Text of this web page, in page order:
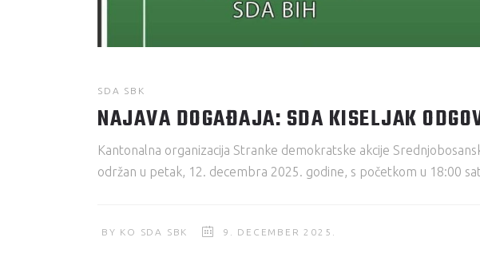
SDA SBK
NAJAVA DOGAĐAJA: SDA KISELJAK
Kantonalna organizacija Stranke demokratske akcije
održan u petak, 12. decembra 2025. godine, s početkom u 18:00
BY KO SDA SBK 9. DECEMBER 2025.